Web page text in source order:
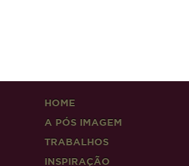
HOME
A PÓS IMAGEM
TRABALHOS
INSPIRAÇÃO